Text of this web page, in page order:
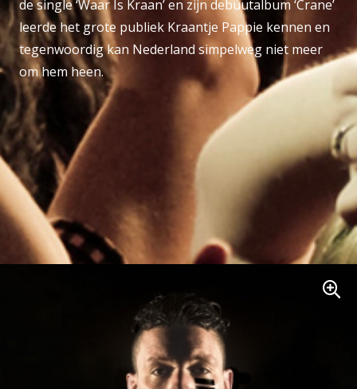
de single ‘Waar Is Kraan’ en zijn debuutalbum ‘Crane’
leerde het grote publiek Kraantje Pappie kennen en
tegenwoordig kan Nederland simpelweg niet meer
om hem heen.